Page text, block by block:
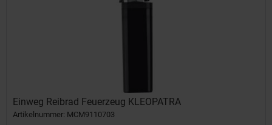
Einweg Reibrad Feuerzeug KLEOPATRA
Artikelnummer: MCM9110703